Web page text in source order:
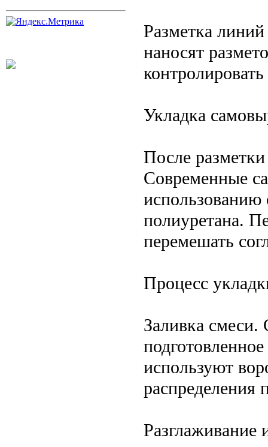
Разметка
наносят
Укладка
После
Современные
использованию
полиуретана.
перемешать
Процесс
Заливка смеси.
используют
распределения
Разглаживание